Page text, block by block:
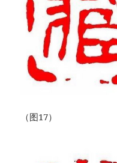
（图17）